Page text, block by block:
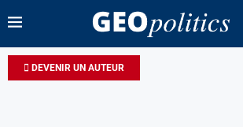
DEVENIR UN AUTEUR